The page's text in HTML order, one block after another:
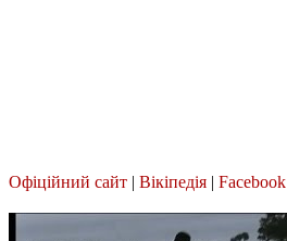
Офіційний сайт | Вікіпедія | Facebook